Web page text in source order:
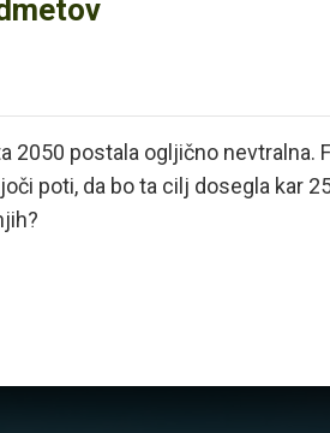
2050 postala ogljično nevtralna.
poti, da bo ta cilj dosegla kar